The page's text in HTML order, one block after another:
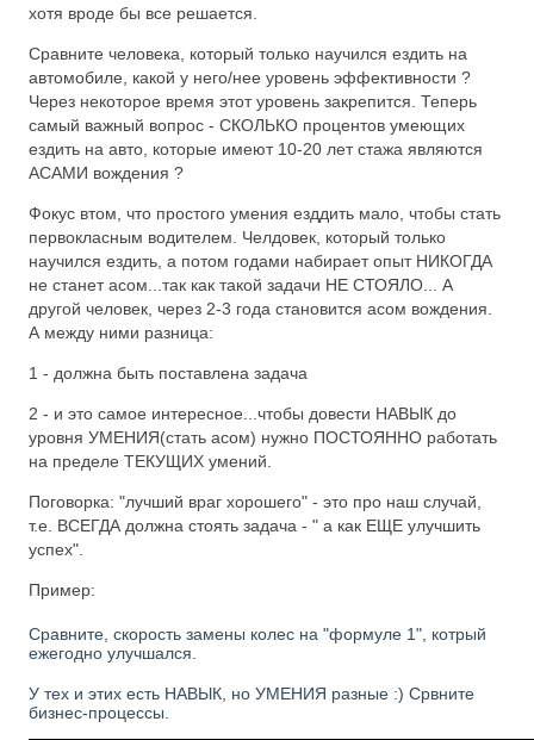
хотя вроде бы все решается.
Сравните человека, который только научился ездить на
автомобиле, какой у него/нее уровень эффективности ?
Через некоторое время этот уровень закрепится. Теперь
самый важный вопрос - СКОЛЬКО процентов умеющих
ездить на авто, которые имеют 10-20 лет стажа являются
АСАМИ вождения ?
Фокус втом, что простого умения езддить мало, чтобы стать
первокласным водителем. Челдовек, который только
научился ездить, а потом годами набирает опыт НИКОГДА
не станет асом...так как такой задачи НЕ СТОЯЛО... А
другой человек, через 2-3 года становится асом вождения.
А между ними разница:
1 - должна быть поставлена задача
2 - и это самое интересное...чтобы довести НАВЫК до
уровня УМЕНИЯ(стать асом) нужно ПОСТОЯННО работать
на пределе ТЕКУЩИХ умений.
Поговорка: "лучший враг хорошего" - это про наш случай,
т.е. ВСЕГДА должна стоять задача - " а как ЕЩЕ улучшить
успех".
Пример:
Сравните, скорость замены колес на "формуле 1", котрый
ежегодно улучшался.
У тех и этих есть НАВЫК, но УМЕНИЯ разные :) Срвните
бизнес-процессы.